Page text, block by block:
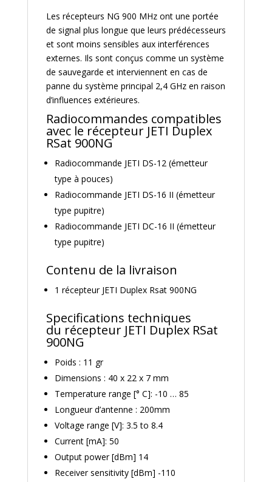
Les récepteurs NG 900 MHz ont une portée
de signal plus longue que leurs prédécesseurs
et sont moins sensibles aux interférences
externes. Ils sont conçus comme un système
de sauvegarde et interviennent en cas de
panne du système principal 2,4 GHz en raison
d’influences extérieures.
Radiocommandes compatibles
avec le récepteur JETI Duplex
RSat 900NG
Radiocommande JETI DS-12 (émetteur
type à pouces)
Radiocommande JETI DS-16 II (émetteur
type pupitre)
Radiocommande JETI DC-16 II (émetteur
type pupitre)
Contenu de la livraison
1 récepteur JETI Duplex Rsat 900NG
Specifications techniques
du récepteur JETI Duplex RSat
900NG
Poids : 11 gr
Dimensions : 40 x 22 x 7 mm
Temperature range [° C]: -10 … 85
Longueur d’antenne : 200mm
Voltage range [V]: 3.5 to 8.4
Current [mA]: 50
Output power [dBm] 14
Receiver sensitivity [dBm] -110